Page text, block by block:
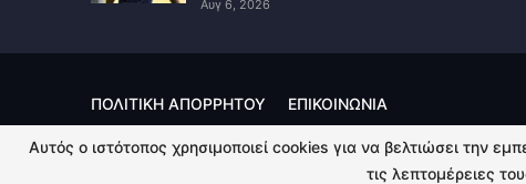
Αυγ 6, 2026
ΠΟΛΙΤΙΚΗ ΑΠΟΡΡΗΤΟΥ ΕΠΙΚΟΙΝΩΝΙΑ
© 2026 - Kingsport.gr. All Rights Reserved.
Αυτός ο ιστότοπος χρησιμοποιεί cookies για να βελτιώσει την
τις λεπτομέρειες